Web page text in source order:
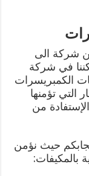
شركة الى
في شركة
الكمبريسرات
التي تؤمنها
من
حيث نؤمن
بالمكيفات: